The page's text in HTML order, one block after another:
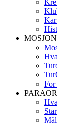
MOSJON
For